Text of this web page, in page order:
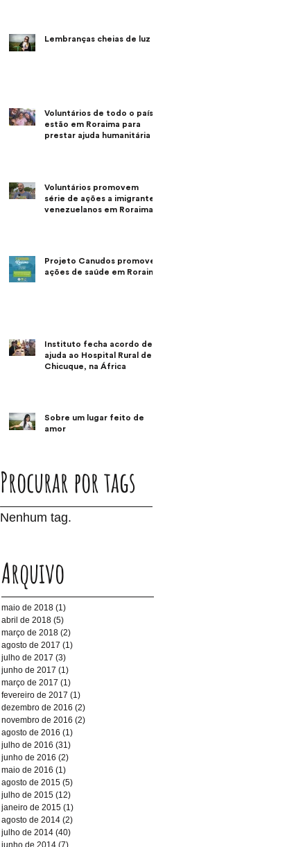
Lembranças cheias de luz
Voluntários de todo o país
estão em Roraima para
prestar ajuda humanitária
Voluntários promovem
série de ações a imigrantes
venezuelanos em Roraima
Projeto Canudos promove
ações de saúde em Roraima
Instituto fecha acordo de
ajuda ao Hospital Rural de
Chicuque, na África
Sobre um lugar feito de
amor
Procurar por tags
Nenhum tag.
Arquivo
maio de 2018 (1)
abril de 2018 (5)
março de 2018 (2)
agosto de 2017 (1)
julho de 2017 (3)
junho de 2017 (1)
março de 2017 (1)
fevereiro de 2017 (1)
dezembro de 2016 (2)
novembro de 2016 (2)
agosto de 2016 (1)
julho de 2016 (31)
junho de 2016 (2)
maio de 2016 (1)
agosto de 2015 (5)
julho de 2015 (12)
janeiro de 2015 (1)
agosto de 2014 (2)
julho de 2014 (40)
junho de 2014 (7)